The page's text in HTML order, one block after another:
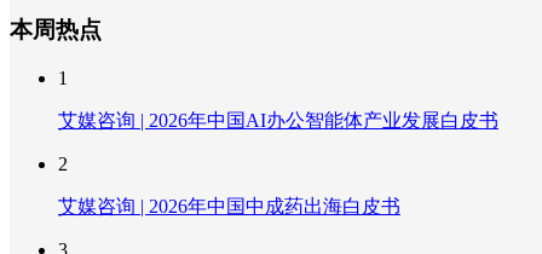
本周热点
1
艾媒咨询 | 2026年中国AI办公智能体产业发展白皮书
2
艾媒咨询 | 2026年中国中成药出海白皮书